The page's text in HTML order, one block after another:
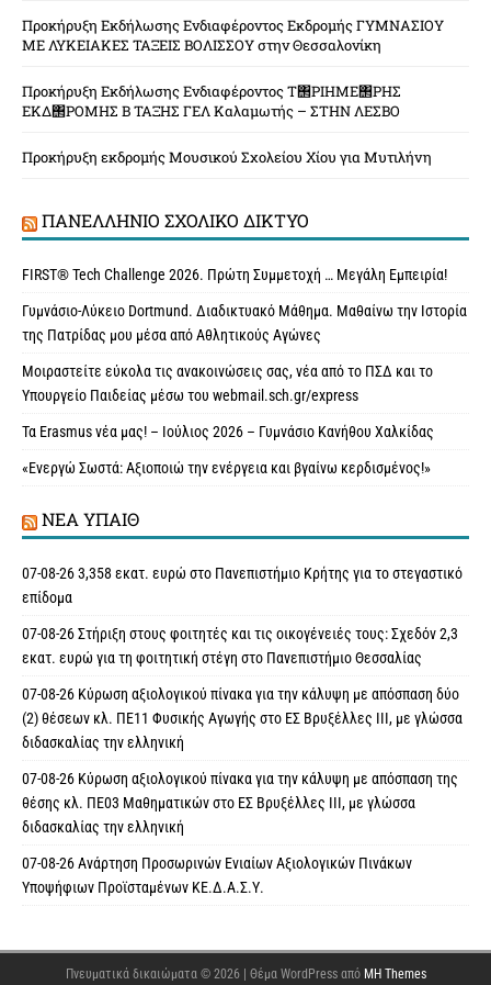
Προκήρυξη Εκδήλωσης Ενδιαφέροντος Εκδρομής ΓΥΜΝΑΣΙΟΥ
ΜΕ ΛΥΚΕΙΑΚΕΣ ΤΑΞΕΙΣ ΒΟΛΙΣΣΟΥ στην Θεσσαλονίκη
Προκήρυξη Εκδήλωσης Ενδιαφέροντος Τ΢ΡΙΗΜΕ΢ΡΗΣ
ΕΚΔ΢ΡΟΜΗΣ Β ΤΑΞΗΣ ΓΕΛ Καλαμωτής – ΣΤΗΝ ΛΕΣΒΟ
Προκήρυξη εκδρομής Μουσικού Σχολείου Χίου για Μυτιλήνη
ΠΑΝΕΛΛΉΝΙΟ ΣΧΟΛΙΚΌ ΔΊΚΤΥΟ
FIRST® Tech Challenge 2026. Πρώτη Συμμετοχή … Μεγάλη Εμπειρία!
Γυμνάσιο-Λύκειο Dortmund. Διαδικτυακό Μάθημα. Μαθαίνω την Ιστορία
της Πατρίδας μου μέσα από Αθλητικούς Αγώνες
Μοιραστείτε εύκολα τις ανακοινώσεις σας, νέα από το ΠΣΔ και το
Υπουργείο Παιδείας μέσω του webmail.sch.gr/express
Τα Erasmus νέα μας! – Ιούλιος 2026 – Γυμνάσιο Κανήθου Χαλκίδας
«Ενεργώ Σωστά: Αξιοποιώ την ενέργεια και βγαίνω κερδισμένος!»
ΝΈΑ ΥΠAΙΘ
07-08-26 3,358 εκατ. ευρώ στο Πανεπιστήμιο Κρήτης για το στεγαστικό
επίδομα
07-08-26 Στήριξη στους φοιτητές και τις οικογένειές τους: Σχεδόν 2,3
εκατ. ευρώ για τη φοιτητική στέγη στο Πανεπιστήμιο Θεσσαλίας
07-08-26 Κύρωση αξιολογικού πίνακα για την κάλυψη με απόσπαση δύο
(2) θέσεων κλ. ΠΕ11 Φυσικής Αγωγής στο ΕΣ Βρυξέλλες ΙΙΙ, με γλώσσα
διδασκαλίας την ελληνική
07-08-26 Κύρωση αξιολογικού πίνακα για την κάλυψη με απόσπαση της
θέσης κλ. ΠΕ03 Μαθηματικών στο ΕΣ Βρυξέλλες ΙΙΙ, με γλώσσα
διδασκαλίας την ελληνική
07-08-26 Ανάρτηση Προσωρινών Ενιαίων Αξιολογικών Πινάκων
Υποψήφιων Προϊσταμένων ΚΕ.Δ.Α.Σ.Υ.
Πνευματικά δικαιώματα © 2026 | Θέμα WordPress από MH Themes